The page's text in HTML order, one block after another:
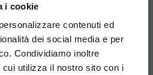
i cookie
contenuti ed
dei social media e per
Condividiamo inoltre
utilizza il nostro sito con i